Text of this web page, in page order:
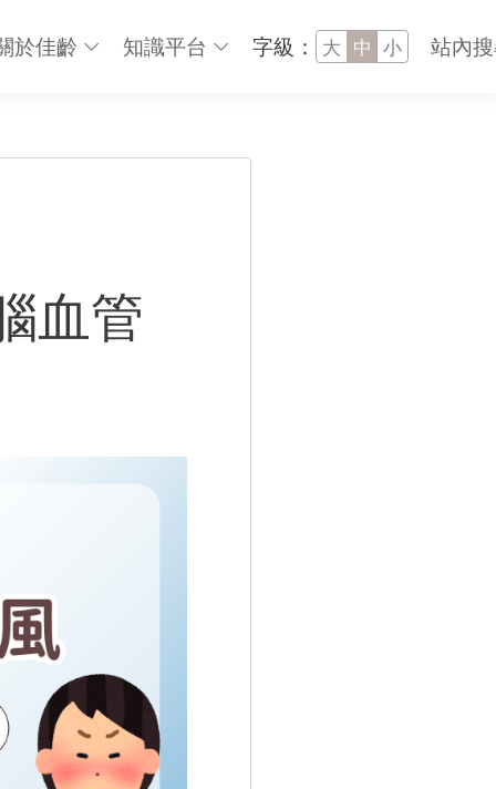
於佳齡 知識平台 字級： 大 中 小 站內
血管